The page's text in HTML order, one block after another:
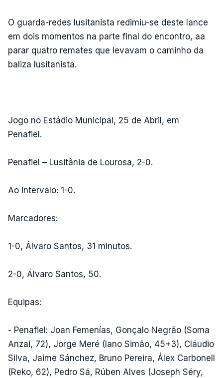
O guarda-redes lusitanista redimiu-se deste lance
em dois momentos na parte final do encontro, aa
parar quatro remates que levavam o caminho da
baliza lusitanista.
Jogo no Estádio Municipal, 25 de Abril, em
Penafiel.
Penafiel – Lusitânia de Lourosa, 2-0.
Ao intervalo: 1-0.
Marcadores:
1-0, Álvaro Santos, 31 minutos.
2-0, Álvaro Santos, 50.
Equipas:
- Penafiel: Joan Femenías, Gonçalo Negrão (Soma
Anzai, 72), Jorge Meré (Iano Simão, 45+3), Cláudio
Silva, Jaime Sánchez, Bruno Pereira, Álex Carbonell
(Reko, 62), Pedro Sá, Rúben Alves (Joseph Séry,